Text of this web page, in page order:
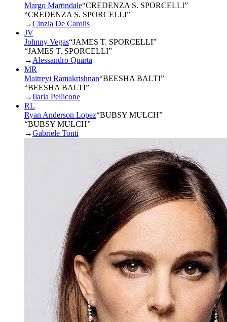
Margo Martindale“CREDENZA S. SPORCELLI”
“CREDENZA S. SPORCELLI”
→Cinzia De Carolis
JV
Johnny Vegas“JAMES T. SPORCELLI”
“JAMES T. SPORCELLI”
→ Alessandro Quarta
MR
Maitreyi Ramakrishnan“BEESHA BALTI”
“BEESHA BALTI”
→Ilaria Pellicone
RL
Ryan Anderson Lopez“BUBSY MULCH”
“BUBSY MULCH”
→Gabriele Tonti